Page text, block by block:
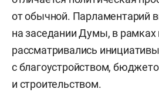
от обычной. Парламентарий
на заседании Думы, в рамках
рассматривались
с благоустройством,
и строительством.